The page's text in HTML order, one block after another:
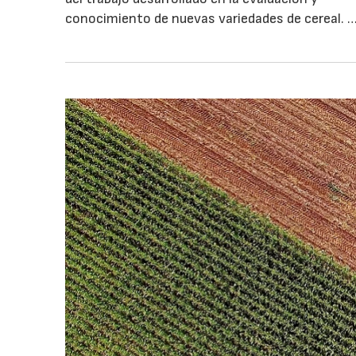
conocimiento de nuevas variedades de cereal.